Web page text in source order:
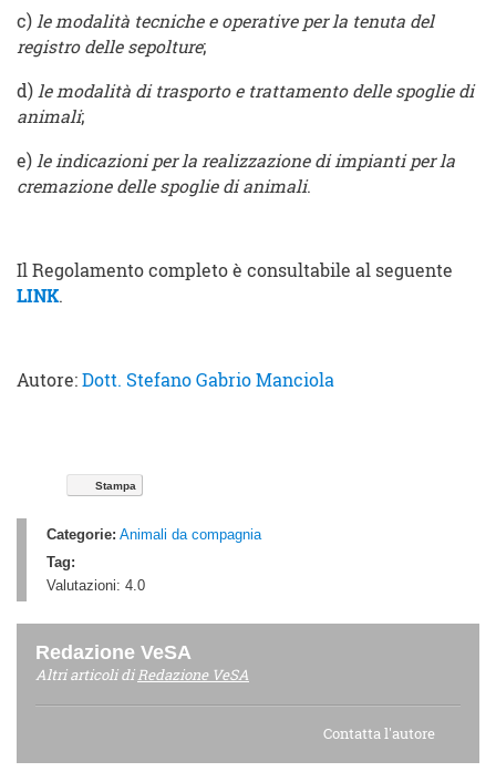
c) le modalità tecniche e operative per la tenuta del
registro delle sepolture;
d) le modalità di trasporto e trattamento delle spoglie di
animali;
e) le indicazioni per la realizzazione di impianti per la
cremazione delle spoglie di animali.
Il Regolamento completo è consultabile al seguente
LINK.
Autore: Dott. Stefano Gabrio Manciola
Stampa
Categorie: Animali da compagnia
Tag:
Valutazioni: 4.0
Redazione VeSA
Altri articoli diRedazione VeSA
Contatta l'autore